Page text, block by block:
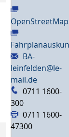
OpenStreetMap
BA-
leinfelden@le-
mail.de
0711 1600-
300
0711 1600-
47300